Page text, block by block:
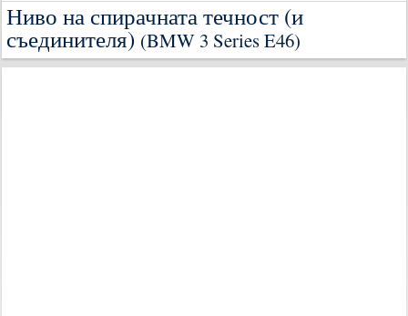
Ниво на спирачната течност (и
съединителя) (BMW 3 Series E46)